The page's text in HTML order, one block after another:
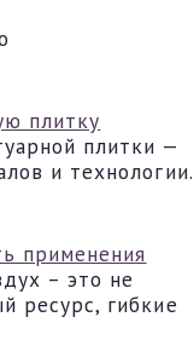
плитку
плитки —
и технологии.
применения
– это не
ресурс, гибкие